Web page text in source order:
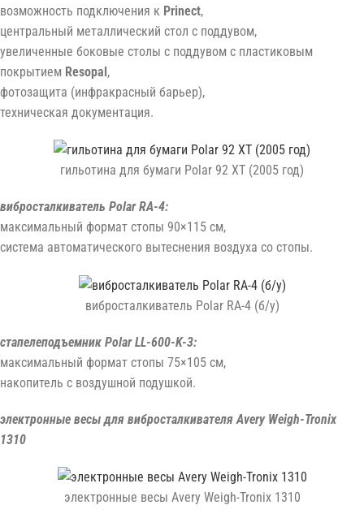
возможность подключения к Prinect,
центральный металлический стол с поддувом,
увеличенные боковые столы с поддувом с пластиковым
покрытием Resopal,
фотозащита (инфракрасный барьер),
техническая документация.
гильотина для бумаги Polar 92 XT (2005 год)
вибросталкиватель Polar RA-4:
максимальный формат стопы 90×115 см,
система автоматического вытеснения воздуха со стопы.
вибросталкиватель Polar RA-4 (б/у)
стапелеподъемник Polar LL-600-K-3:
максимальный формат стопы 75×105 см,
накопитель с воздушной подушкой.
электронные весы для вибросталкивателя Avery Weigh-Tronix
1310
электронные весы Avery Weigh-Tronix 1310